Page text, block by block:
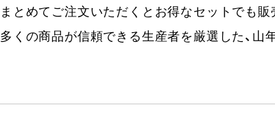
まとめてご注文いただくとお得なセットでも販
多くの商品が信頼できる生産者を厳選した、山